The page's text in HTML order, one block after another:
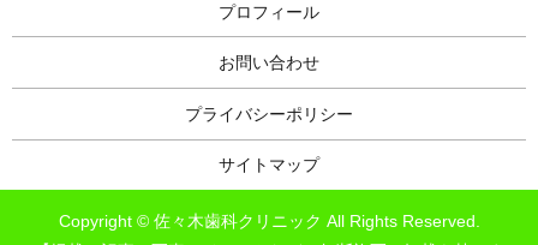
プロフィール
お問い合わせ
プライバシーポリシー
サイトマップ
Copyright © 佐々木歯科クリニック All Rights Reserved.